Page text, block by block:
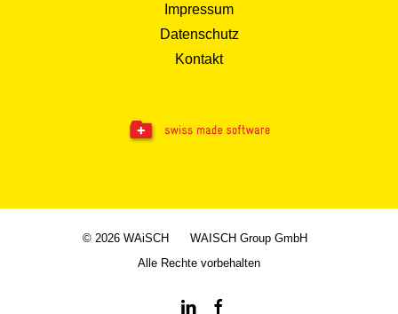
Impressum
Datenschutz
Kontakt
© 2026 WAiSCH
WAISCH Group GmbH
Alle Rechte vorbehalten